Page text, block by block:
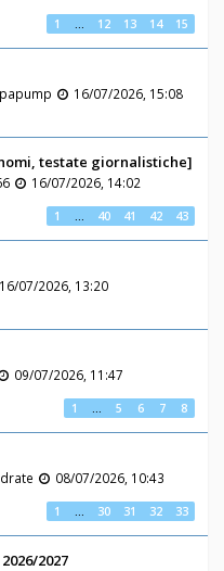
1 … 12 13 14 15
16/07/2026, 15:08
testate giornalistiche]
16/07/2026, 14:02
1 … 40 41 42 43
16/07/2026, 13:20
09/07/2026, 11:47
1 … 5 6 7 8
08/07/2026, 10:43
1 … 30 31 32 33
2027